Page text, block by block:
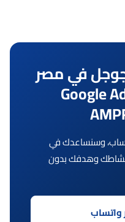
جوجل في مصر
| Google
وسنساعدك في
نشاطك وهدفك بدون
واتساب